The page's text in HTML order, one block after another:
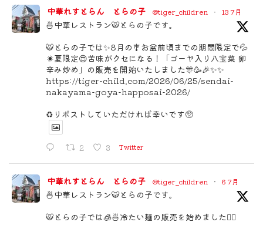
中華れすとらん とらの子 @tiger_children · 13 7月
🍜中華レストラン🐯とらの子です。
🐯とらの子では✨8月の🎐お盆前頃までの期間限定で💦
☀️夏限定😍苦味がクセになる！「ゴーヤ入り八宝菜 卵
辛み炒め」の販売を開始いたしました🎊🥳🎉✨✨
https://tiger-child.com/2026/06/25/sendai-
nakayama-goya-happosai-2026/
♻️リポストしていただければ幸いです🥺
2 3 Twitter
中華れすとらん とらの子 @tiger_children · 6 7月
🍜中華レストラン🐯とらの子です。
🐯とらの子では🧊🍜冷たい麺の販売を始めました🙇‍♀️